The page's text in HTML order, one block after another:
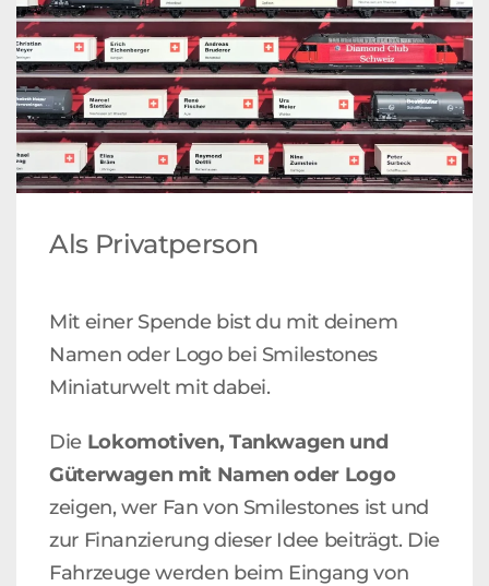
Als Privatperson
Mit einer Spende bist du mit deinem
Namen oder Logo bei Smilestones
Miniaturwelt mit dabei.
Die Lokomotiven, Tankwagen und
Güterwagen mit Namen oder Logo
zeigen, wer Fan von Smilestones ist und
zur Finanzierung dieser Idee beiträgt. Die
Fahrzeuge werden beim Eingang von